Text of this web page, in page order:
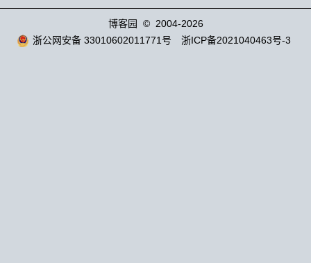
博客园
© 2004-2026
浙公网安备 33010602011771号
浙ICP备2021040463号-3